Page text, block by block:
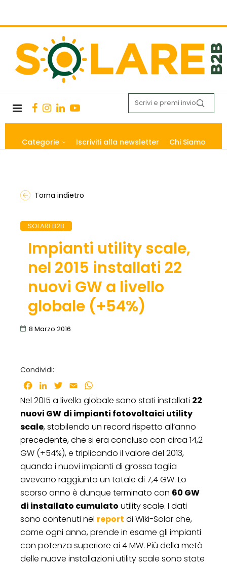
Categorie Iscriviti alla newsletter Chi Siamo
Torna indietro
SOLAREB2B
Impianti utility scale,
nel 2015 installati 22
nuovi GW a livello
globale (+54%)
8 Marzo 2016
Condividi:
Facebook
LinkedInTwitter
Email
Nel 2015 a livello globale sono stati installati 22
nuovi GW di impianti fotovoltaici utility
scale, stabilendo un record rispetto all’anno
precedente, che si era concluso con circa 14,2
GW (+54%), e triplicando il valore del 2013,
quando i nuovi impianti di grossa taglia
avevano raggiunto un totale di 7,4 GW. Lo
scorso anno è dunque terminato con 60 GW
di installato cumulato utility scale. I dati
sono contenuti nel report di Wiki-Solar che,
come ogni anno, prende in esame gli impianti
con potenza superiore ai 4 MW. Più della metà
delle nuove installazioni utility scale sono state